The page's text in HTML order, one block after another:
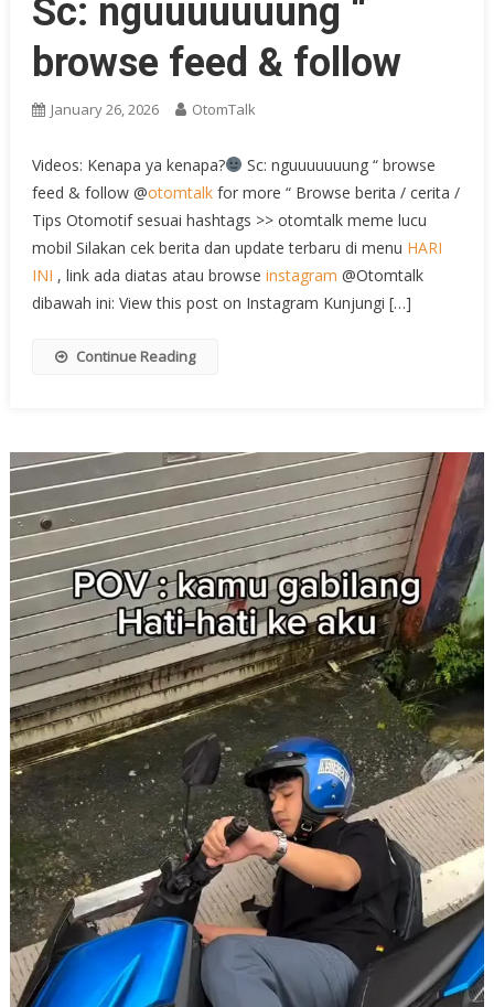
Sc: nguuuuuuung “
browse feed & follow
January 26, 2026 OtomTalk
Videos: Kenapa ya kenapa?
Sc: nguuuuuuung “ browse
feed & follow @otomtalkfor more “ Browse berita / cerita /
Tips Otomotif sesuai hashtags >> otomtalk meme lucu
mobil Silakan cek berita dan update terbaru di menu HARI
INI , link ada diatas atau browse instagram @Otomtalk
dibawah ini: View this post on Instagram Kunjungi […]
Continue Reading